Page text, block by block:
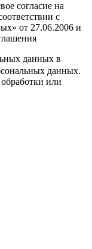
согласие на
с
от 27.06.2006 и
данных в
данных.
или